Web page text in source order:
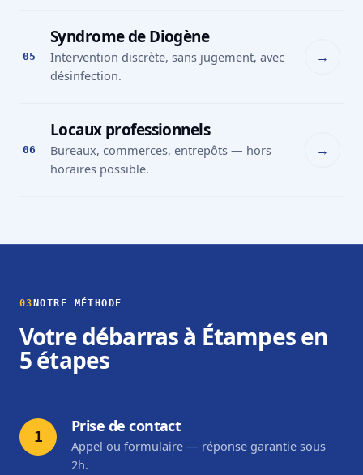
05
Syndrome de Diogène
Intervention discrète, sans jugement, avec
désinfection.
→
06
Locaux professionnels
Bureaux, commerces, entrepôts — hors
horaires possible.
→
03 NOTRE MÉTHODE
Votre débarras à Étampes en
5 étapes
1
Prise de contact
Appel ou formulaire — réponse garantie sous
2h.